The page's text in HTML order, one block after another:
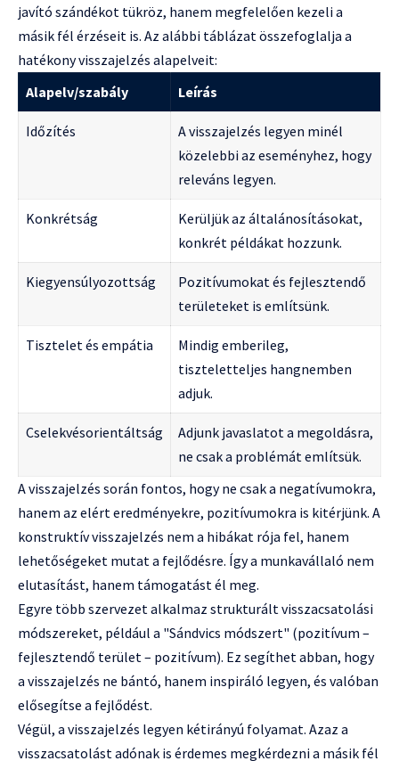
javító szándékot tükröz, hanem megfelelően kezeli a
másik fél érzéseit is. Az alábbi táblázat összefoglalja a
hatékony visszajelzés alapelveit:
Alapelv/szabály
Leírás
Időzítés
A visszajelzés legyen minél
közelebbi az eseményhez, hogy
releváns legyen.
Konkrétság
Kerüljük az általánosításokat,
konkrét példákat hozzunk.
Kiegyensúlyozottság
Pozitívumokat és fejlesztendő
területeket is említsünk.
Tisztelet és empátia
Mindig emberileg,
tiszteletteljes hangnemben
adjuk.
Cselekvésorientáltság
Adjunk javaslatot a megoldásra,
ne csak a problémát említsük.
A visszajelzés során fontos, hogy ne csak a negatívumokra,
hanem az elért eredményekre, pozitívumokra is kitérjünk. A
konstruktív visszajelzés nem a hibákat rója fel, hanem
lehetőségeket mutat a fejlődésre. Így a munkavállaló nem
elutasítást, hanem támogatást él meg.
Egyre több szervezet alkalmaz strukturált visszacsatolási
módszereket, például a "Sándvics módszert" (pozitívum –
fejlesztendő terület – pozitívum). Ez segíthet abban, hogy
a visszajelzés ne bántó, hanem inspiráló legyen, és valóban
elősegítse a fejlődést.
Végül, a visszajelzés legyen kétirányú folyamat. Azaz a
visszacsatolást adónak is érdemes megkérdezni a másik fél